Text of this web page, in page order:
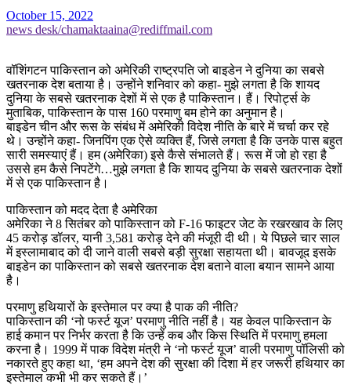
October 15, 2022
news desk/chamaktaaina@rediffmail.com
वॉशिंगटन पाकिस्तान को अमेरिकी राष्ट्रपति जो बाइडेन ने दुनिया का सबसे
खतरनाक देश बताया है। उन्होंने शनिवार को कहा- मुझे लगता है कि शायद
दुनिया के सबसे खतरनाक देशों में से एक है पाकिस्तान। हैं। रिपोर्ट्स के
मुताबिक, पाकिस्तान के पास 160 परमाणु बम होने का अनुमान है।
बाइडेन चीन और रूस के संबंध में अमेरिकी विदेश नीति के बारे में चर्चा कर रहे
थे। उन्होंने कहा- जिनपिंग एक ऐसे व्यक्ति हैं, जिसे लगता है कि उनके पास बहुत
सारी समस्याएं हैं। हम (अमेरिका) इसे कैसे संभालते हैं। रूस में जो हो रहा है
उससे हम कैसे निपटेंगे…मुझे लगता है कि शायद दुनिया के सबसे खतरनाक देशों
में से एक पाकिस्तान है।
पाकिस्तान को मदद देता है अमेरिका
अमेरिका ने 8 सितंबर को पाकिस्तान को F-16 फाइटर जेट के रखरखाव के लिए
45 करोड़ डॉलर, यानी 3,581 करोड़ देने की मंजूरी दी थी। ये पिछले चार साल
में इस्लामाबाद को दी जाने वाली सबसे बड़ी सुरक्षा सहायता थी। बावजूद इसके
बाइडेन का पाकिस्तान को सबसे खतरनाक देश बताने वाला बयान सामने आया
है।
परमाणु हथियारों के इस्तेमाल पर क्या है पाक की नीति?
पाकिस्तान की ‘नो फर्स्ट यूज’ परमाणु नीति नहीं है। यह केवल पाकिस्तान के
हाई कमान पर निर्भर करता है कि उन्हें कब और किस स्थिति में परमाणु हमला
करना है। 1999 में पाक विदेश मंत्री ने ‘नो फर्स्ट यूज’ वाली परमाणु पॉलिसी को
नकारते हुए कहा था, ‘हम अपने देश की सुरक्षा की दिशा में हर जरूरी हथियार का
इस्तेमाल कभी भी कर सकते हैं।’